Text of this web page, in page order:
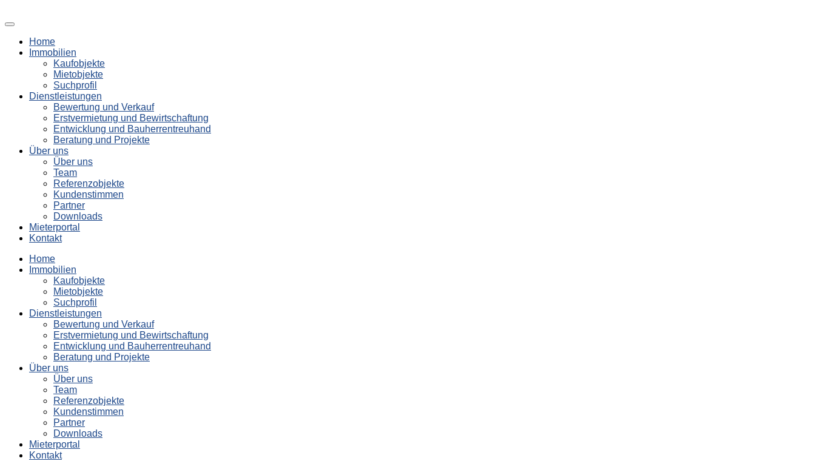
Home
Immobilien
Kaufobjekte
Mietobjekte
Suchprofil
Dienstleistungen
Bewertung und Verkauf
Erstvermietung und Bewirtschaftung
Entwicklung und Bauherrentreuhand
Beratung und Projekte
Über uns
Über uns
Team
Referenzobjekte
Kundenstimmen
Partner
Downloads
Mieterportal
Kontakt
Home
Immobilien
Kaufobjekte
Mietobjekte
Suchprofil
Dienstleistungen
Bewertung und Verkauf
Erstvermietung und Bewirtschaftung
Entwicklung und Bauherrentreuhand
Beratung und Projekte
Über uns
Über uns
Team
Referenzobjekte
Kundenstimmen
Partner
Downloads
Mieterportal
Kontakt